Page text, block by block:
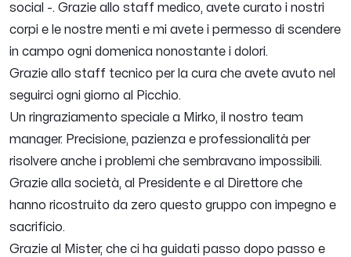
social -. Grazie allo staff medico, avete curato i nostri
corpi e le nostre menti e mi avete i permesso di scendere
in campo ogni domenica nonostante i dolori.
Grazie allo staff tecnico per la cura che avete avuto nel
seguirci ogni giorno al Picchio.
Un ringraziamento speciale a Mirko, il nostro team
manager. Precisione, pazienza e professionalità per
risolvere anche i problemi che sembravano impossibili.
Grazie alla società, al Presidente e al Direttore che
hanno ricostruito da zero questo gruppo con impegno e
sacrificio.
Grazie al Mister, che ci ha guidati passo dopo passo e